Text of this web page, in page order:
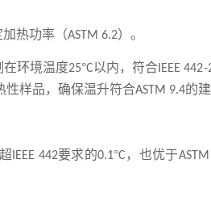
热功率（ASTM 6.2）。
在环境温度25°C以内，符合 IEEE 442-
性样品，确保温升符合ASTM 9.4的
IEEE 442要求的0.1°C ，也优于